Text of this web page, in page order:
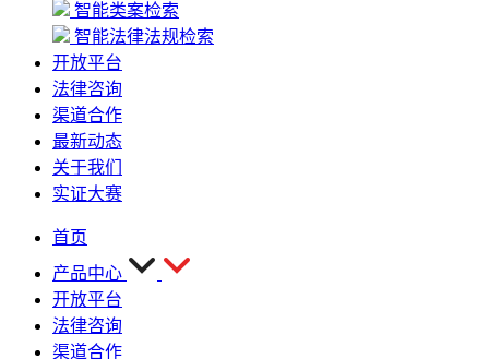
智能类案检索
智能法律法规检索
开放平台
法律咨询
渠道合作
最新动态
关于我们
实证大赛
首页
产品中心
开放平台
法律咨询
渠道合作